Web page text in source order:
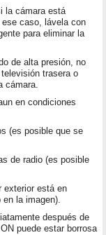
la cámara está
caso, lávela con
para eliminar la
de alta presión, no
trasera o
cámara.
en condiciones
(es posible que se
de radio (es posible
exterior está en
la imagen).
después de
puede estar borrosa